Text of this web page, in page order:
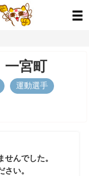
一宮町
運動選手
せんでした。
い。